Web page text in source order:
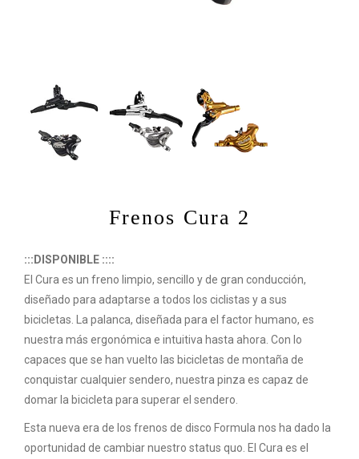
Frenos Cura 2
:::DISPONIBLE ::::
El Cura es un freno limpio, sencillo y de gran conducción,
diseñado para adaptarse a todos los ciclistas y a sus
bicicletas. La palanca, diseñada para el factor humano, es
nuestra más ergonómica e intuitiva hasta ahora. Con lo
capaces que se han vuelto las bicicletas de montaña de
conquistar cualquier sendero, nuestra pinza es capaz de
domar la bicicleta para superar el sendero.
Esta nueva era de los frenos de disco Formula nos ha dado la
oportunidad de cambiar nuestro status quo. El Cura es el